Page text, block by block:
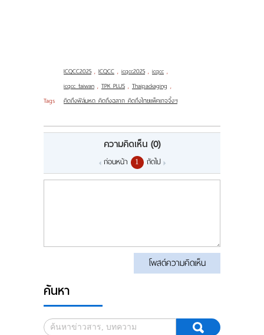
Tags
ICQCC2025 , ICQCC , icqcc2025 , icqcc ,
icqcc taiwan , TPK PLUS , Thaipackaging ,
คิดถึงฟิล์มหด คิดถึงฉลาก คิดถึงไทยแพ็คเกจจิ้งฯ
ความคิดเห็น (0)
ก่อนหน้า 1 ถัดไป
โพสต์ความคิดเห็น
ค้นหา